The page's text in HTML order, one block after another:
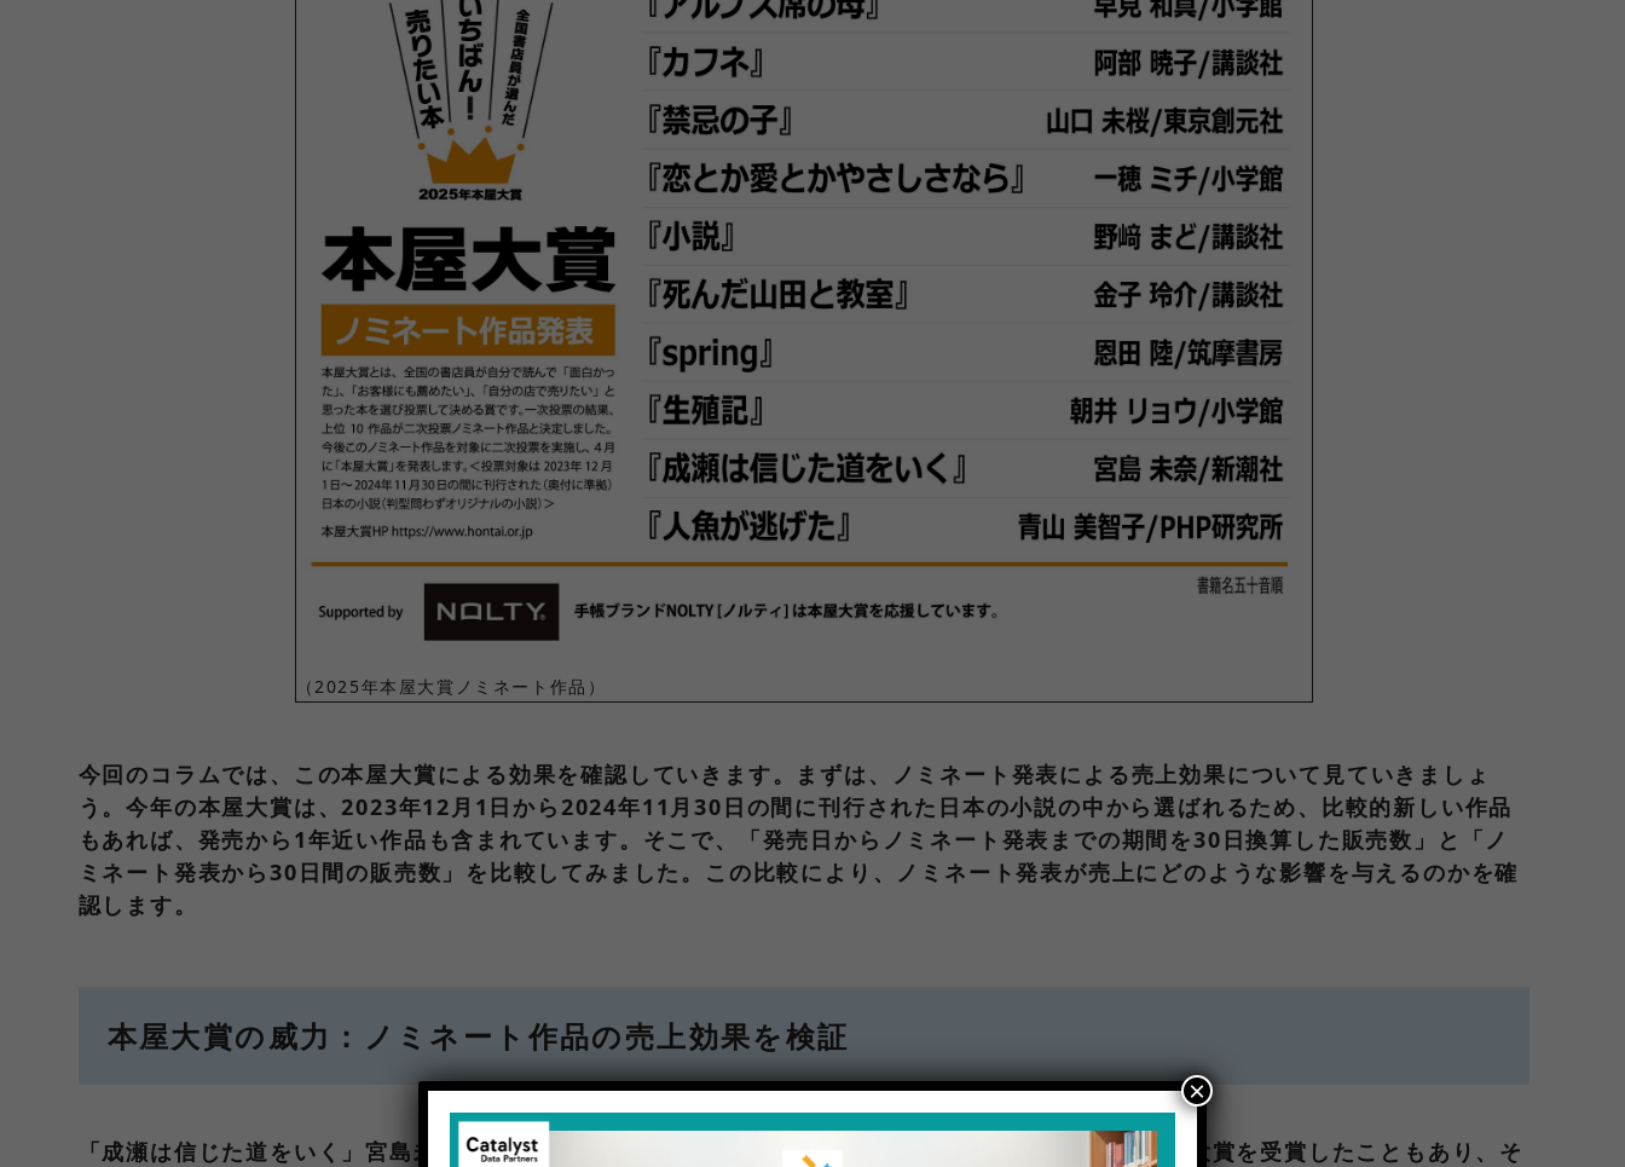
（2025年本屋大賞ノミネート作品）
今回のコラムでは、この本屋大賞による効果を確認していきます。まずは、ノミネート発表による売上効果について見ていきましょ
う。今年の本屋大賞は、2023年12月1日から2024年11月30日の間に刊行された日本の小説の中から選ばれるため、比較的新しい作品
もあれば、発売から1年近い作品も含まれています。そこで、「発売日からノミネート発表までの期間を30日換算した販売数」と「ノ
ミネート発表から30日間の販売数」を比較してみました。この比較により、ノミネート発表が売上にどのような影響を与えるのかを確
認します。
本屋大賞の威力：ノミネート作品の売上効果を検証
「成瀬は信じた道をいく」宮島未奈（新潮社）は、24年1月に発売されましたが、前作が同年4月に本屋大賞を受賞したこともあり、そ
×